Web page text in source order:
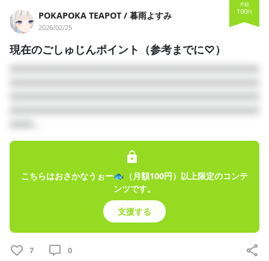
POKAPOKA TEAPOT / 暮雨よすみ
2026/02/25
月額
100円
現在のごしゅじんポイント（参考までに♡）
こちらはおさかなうぉー🐟（月額100円）以上限定のコンテ
ンツです。
支援する
7 0